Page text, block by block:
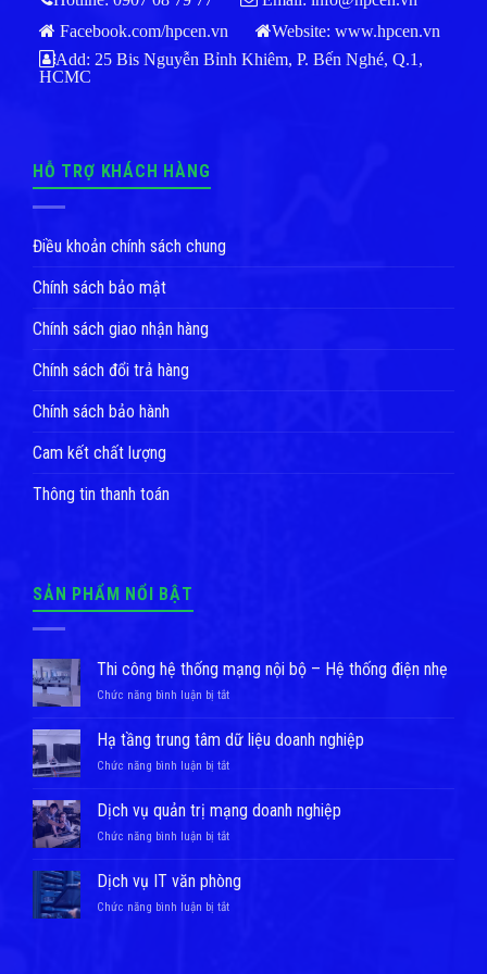
Facebook.com/hpcen.vn
Website: www.hpcen.vn
Add: 25 Bis Nguyễn Bỉnh Khiêm, P. Bến Nghé, Q.1,
HCMC
HỖ TRỢ KHÁCH HÀNG
Điều khoản chính sách chung
Chính sách bảo mật
Chính sách giao nhận hàng
Chính sách đổi trả hàng
Chính sách bảo hành
Cam kết chất lượng
Thông tin thanh toán
SẢN PHẨM NỔI BẬT
Thi công hệ thống mạng nội bộ – Hệ thống điện nhẹ
Chức năng bình luận bị tắtở
công
hệ
thống
nội
–
thống
Hạ tầng trung tâm dữ liệu doanh nghiệp
Chức năng bình luận bị tắtở
trung
tâm
liệu
doanh
nghiệp
Dịch vụ quản trị mạng doanh nghiệp
Chức năng bình luận bị tắtở
quản
trị
Dịch vụ IT văn phòng
Chức năng bình luận bị tắtở